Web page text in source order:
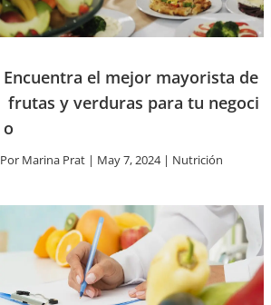
Encuentra el mejor mayorista de
frutas y verduras para tu negoci
o
Por Marina Prat| May 7, 2024| Nutrición